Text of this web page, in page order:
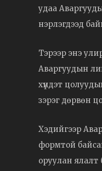
удаа
нэрлэгдээд
Тэрээр энэ
Аваргуудын
хүндэт
зэрэг дөрвөн
Хэдийгээр
формтой
оруулан ялалт